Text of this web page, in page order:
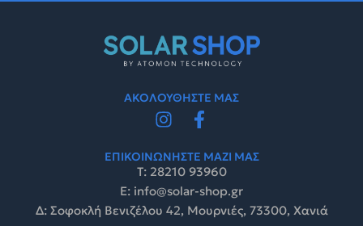
ΑΚΟΛΟΥΘΗΣΤΕ ΜΑΣ
ΕΠΙΚΟΙΝΩΝΗΣΤΕ ΜΑΖΙ ΜΑΣ
Τ: 28210 93960
E: info@solar-shop.gr
Δ: Σοφοκλή Βενιζέλου 42, Μουρνιές, 73300, Χανιά